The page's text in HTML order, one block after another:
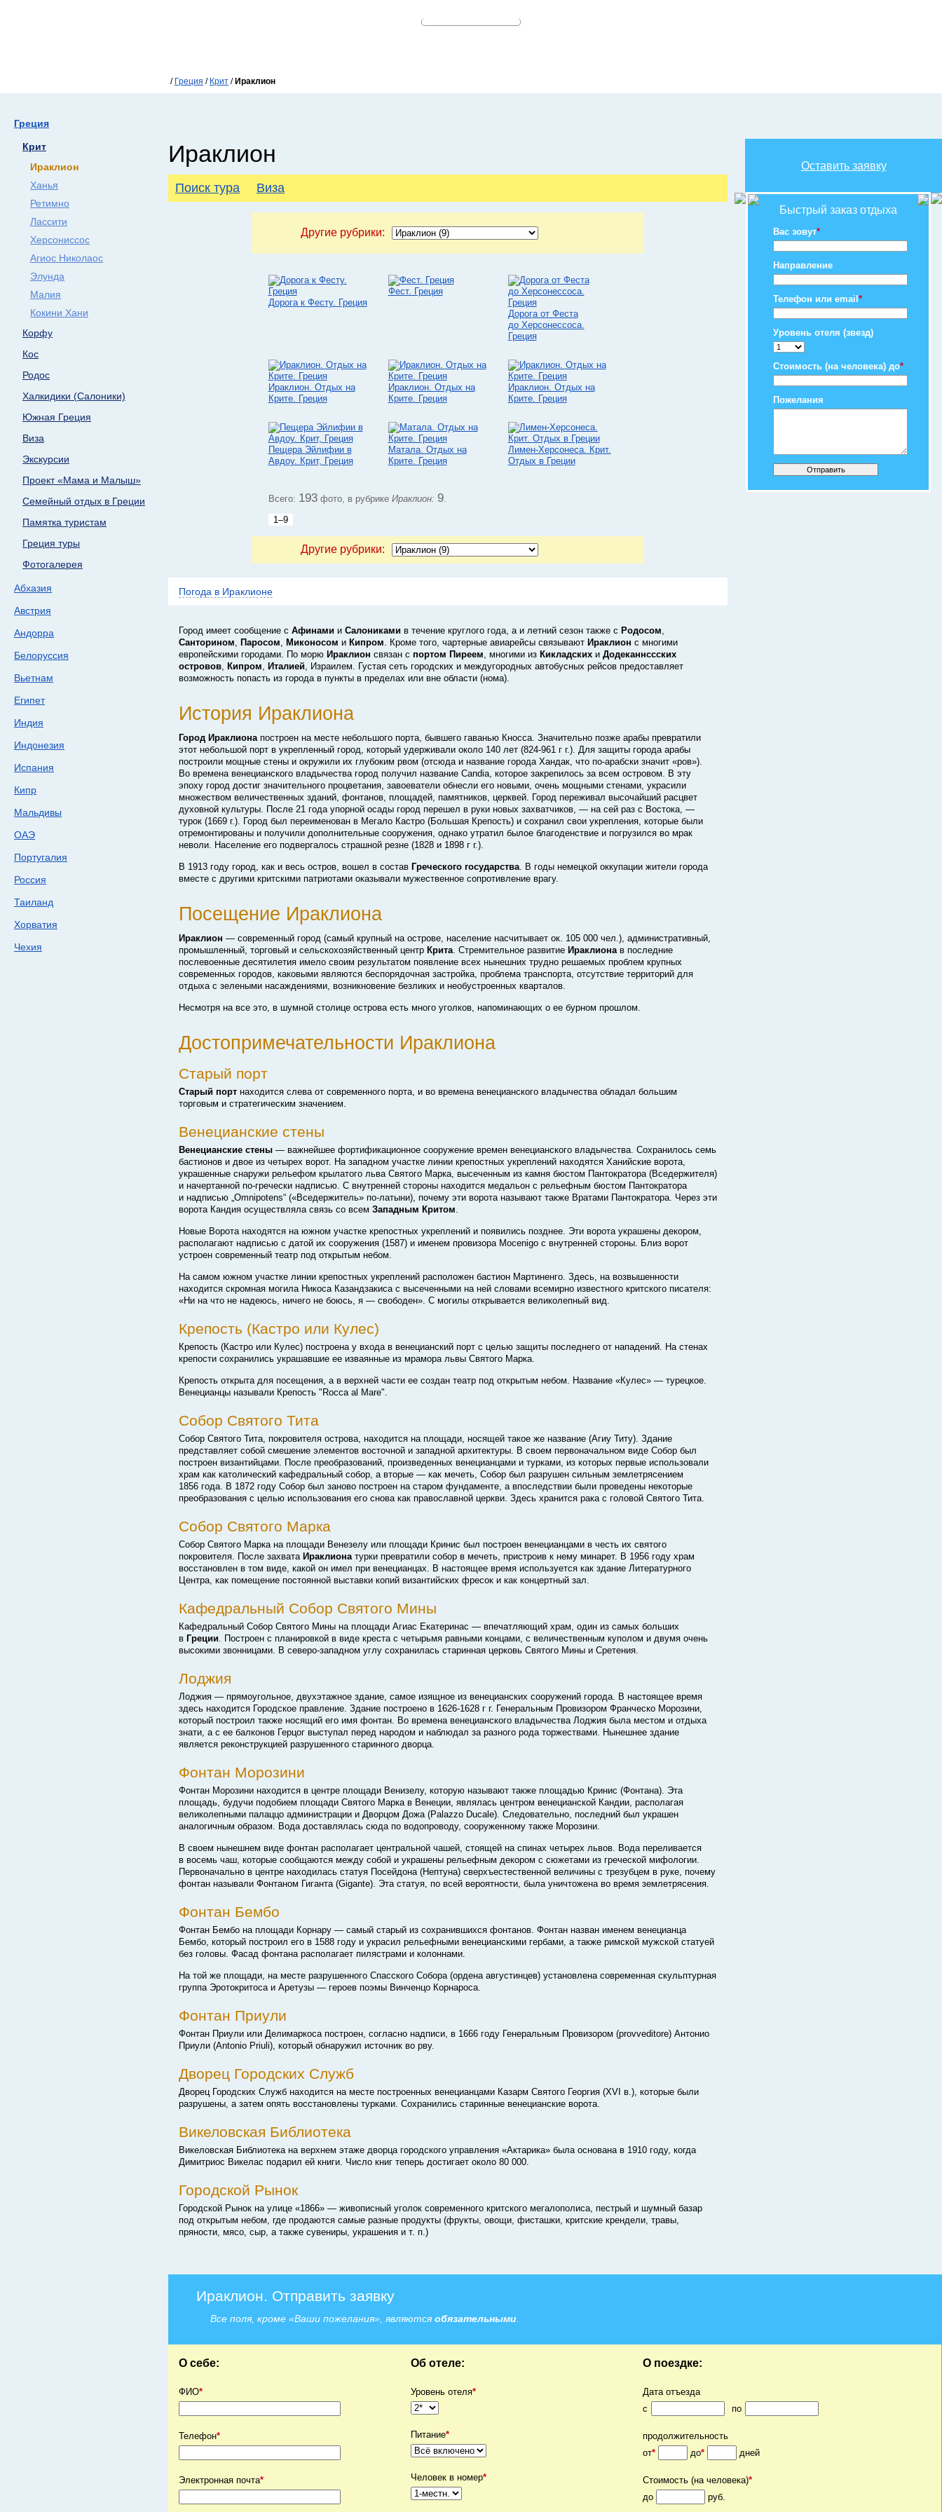
/ Греция / Крит / Ираклион
Греция
Крит
Ираклион
Ханья
Ретимно
Лассити
Херсониссос
Агиос Николаос
Элунда
Малия
Кокини Хани
Корфу
Кос
Родос
Халкидики (Салоники)
Южная Греция
Виза
Экскурсии
Проект «Мама и Малыш»
Семейный отдых в Греции
Памятка туристам
Греция туры
Фотогалерея
Абхазия
Австрия
Андорра
Белоруссия
Вьетнам
Египет
Индия
Индонезия
Испания
Кипр
Мальдивы
ОАЭ
Португалия
Россия
Таиланд
Хорватия
Чехия
Ираклион
Поиск тура Виза
Другие рубрики:
Дорога к Фесту. Греция
Фест. Греция
Дорога от Феста
до Херсонессоса.
Греция
Ираклион. Отдых на
Крите. Греция
Ираклион. Отдых на
Крите. Греция
Ираклион. Отдых на
Крите. Греция
Пещера Эйлифии в
Авдоу. Крит, Греция
Матала. Отдых на
Крите. Греция
Лимен-Херсонеса. Крит.
Отдых в Греции
Всего: 193фото, в рубрике Ираклион: 9.
1–9
Другие рубрики:
Погода в Ираклионе
Город имеет сообщение с Афинами и Салониками в течение круглого года, а и летний сезон также с Родосом,
Санторином, Паросом, Миконосом и Кипром. Кроме того, чартерные авиарейсы связывают Ираклион с многими
европейскими городами. По морю Ираклион связан с портом Пиреем, многими из Кикладских и Додеканнссских
островов, Кипром, Италией, Израилем. Густая сеть городских и междугородных автобусных рейсов предоставляет
возможность попасть из города в пункты в пределах или вне области (нома).
История Ираклиона
Город Ираклионапостроен на месте небольшого порта, бывшего гаванью Кносса. Значительно позже арабы превратили
этот небольшой порт в укрепленный город, который удерживали около 140 лет (824-961 г г.). Для защиты города арабы
построили мощные стены и окружили их глубоким рвом (отсюда и название города Хандак, что по-арабски значит «pов»).
Во времена венецианского владычества город получил название Candia, которое закрепилось за всем островом. В эту
эпоху город достиг значительного процветания, завоеватели обнесли его новыми, очень мощными стенами, украсили
множеством величественных зданий, фонтанов, площадей, памятников, церквей. Город переживал высочайший расцвет
духовной культуры. После 21 года упорной осады город перешел в руки новых захватчиков, — на сей раз с Востока, —
турок (1669 г.). Город был переименован в Мегало Кастро (Большая Крепость) и сохранил свои укрепления, которые были
отремонтированы и получили дополнительные сооружения, однако утратил былое благоденствие и погрузился во мрак
неволи. Население его подвергалось страшной резне (1828 и 1898 г г.).
В 1913 году город, как и весь остров, вошел в состав Греческого государства. В годы немецкой оккупации жители города
вместе с другими критскими патриотами оказывали мужественное сопротивление врагу.
Посещение Ираклиона
Ираклион — современный город (самый крупный на острове, население насчитывает ок. 105 000 чел.), административный,
промышленный, торговый и сельскохозяйственный центр Крита. Стремительное развитие Ираклионав последние
послевоенные десятилетия имело своим результатом появление всех нынешних трудно решаемых проблем крупных
современных городов, каковыми являются беспорядочная застройка, проблема транспорта, отсутствие территорий для
отдыха с зелеными насаждениями, возникновение безликих и необустроенных кварталов.
Несмотря на все это, в шумной столице острова есть много уголков, напоминающих о ее бурном прошлом.
Достопримечательности Ираклиона
Старый порт
Старый порт находится слева от современного порта, и во времена венецианского владычества обладал большим
торговым и стратегическим значением.
Венецианские стены
Венецианские стены — важнейшее фортификационное сооружение времен венецианского владычества. Сохранилось семь
бастионов и двое из четырех ворот. На западном участке линии крепостных укреплений находятся Ханийские ворота,
украшенные снаружи рельефом крылатого льва Святого Марка, высеченным из камня бюстом Пантократора (Вседержителя)
и начертанной по-гречески надписью. С внутренней стороны находится медальон с рельефным бюстом Пантократора
и надписью „Omnipotens“ («Вседержитель» по-латыни), почему эти ворота называют также Вратами Пантократора. Через эти
ворота Кандия осуществляла связь со всем Западным Критом.
Новые Ворота находятся на южном участке крепостных укреплений и появились позднее. Эти ворота украшены декором,
располагают надписью с датой их сооружения (1587) и именем провизора Mocenigo с внутренней стороны. Близ ворот
устроен современный театр под открытым небом.
На самом южном участке линии крепостных укреплений расположен бастион Мартиненго. Здесь, на возвышенности
находится скромная могила Никоса Казандзакиса с высеченными на ней словами всемирно известного критского писателя:
«Ни на что не надеюсь, ничего не боюсь, я — свободен». С могилы открывается великолепный вид.
Крепость (Кастро или Кулес)
Крепость (Кастро или Кулес) построена у входа в венецианский порт с целью защиты последнего от нападений. На стенах
крепости сохранились украшавшие ее изваянные из мрамора львы Святого Марка.
Крепость открыта для посещения, а в верхней части ее создан театр под открытым небом. Название «Кулес» — турецкое.
Венецианцы называли Крепость "Rocca al Mare".
Собор Святого Тита
Собор Святого Тита, покровителя острова, находится на площади, носящей такое же название (Агиу Титу). Здание
представляет собой смешение элементов восточной и западной архитектуры. В своем первоначальном виде Собор был
построен византийцами. После преобразований, произведенных венецианцами и турками, из которых первые использовали
храм как католический кафедральный собор, а вторые — как мечеть, Собор был разрушен сильным землетрясением
1856 года. В 1872 году Собор был заново построен на старом фундаменте, а впоследствии были проведены некоторые
преобразования с целью использования его снова как православной церкви. Здесь хранится рака с головой Святого Тита.
Собор Святого Марка
Собор Святого Марка на площади Beнезелу или площади Кринис был построен венецианцами в честь их святого
покровителя. После захвата Ираклионатурки превратили собор в мечеть, пристроив к нему минарет. В 1956 году храм
восстановлен в том виде, какой он имел при венецианцах. В настоящее время используется как здание Литературного
Центра, как помещение постоянной выставки копий византийских фресок и как концертный зал.
Кафедральный Собор Святого Мины
Кафедральный Собор Святого Мины на площади Агиас Екатеринас — впечатляющий храм, один из самых больших
в Греции. Построен с планировкой в виде креста с четырьмя равными концами, с величественным куполом и двумя очень
высокими звонницами. В северо-западном углу сохранилась старинная церковь Святого Мины и Сретения.
Лоджия
Лоджия — прямоугольное, двухэтажное здание, самое изящное из венецианских сооружений города. В настоящее время
здесь находится Городское правление. Здание построено в 1626-1628 г г. Генеральным Провизором Франческо Морозини,
который построил также носящий его имя фонтан. Во времена венецианского владычества Лоджия была местом и отдыха
знати, а с ее балконов Герцог выступал перед народом и наблюдал за разного рода торжествами. Нынешнее здание
является реконструкцией разрушенного старинного дворца.
Фонтан Морозини
Фонтан Морозини находится в центре площади Венизелу, которую называют также площадью Кринис (Фонтана). Эта
площадь, будучи подобием площади Святого Марка в Венеции, являлась центром венецианской Кандии, располагая
великолепными палаццо администрации и Дворцом Дожа (Palazzo Ducale). Следовательно, последний был украшен
аналогичным образом. Вода доставлялась сюда по водопроводу, сооруженному также Морозини.
В своем нынешнем виде фонтан располагает центральной чашей, стоящей на спинах четырех львов. Вода переливается
в восемь чаш, которые сообщаются между собой и украшены рельефным декором с сюжетами из греческой мифологии.
Первоначально в центре находилась статуя Посейдона (Нептуна) сверхъестественной величины с трезубцем в руке, почему
фонтан называли Фонтаном Гиганта (Gigante). Эта статуя, по всей вероятности, была уничтожена во время землетрясения.
Фонтан Бембо
Фонтан Бембо на площади Корнару — самый старый из сохранившихся фонтанов. Фонтан назван именем венецианца
Бембо, который построил его в 1588 году и украсил рельефными венецианскими гербами, а также римской мужской статуей
без головы. Фасад фонтана располагает пилястрами и колоннами.
На той же площади, на месте разрушенного Спасского Собора (ордена августинцев) установлена современная скульптурная
группа Эротокритоса и Аретузы — героев поэмы Винченцо Корнароса.
Фонтан Приули
Фонтан Приули или Делимаркоса построен, согласно надписи, в 1666 году Генеральным Провизором (provveditore) Антонио
Приули (Antonio Priuli), который обнаружил источник во рву.
Дворец Городских Служб
Дворец Городских Служб находится на месте построенных венецианцами Казарм Святого Георгия (XVI в.), которые были
разрушены, а затем опять восстановлены турками. Сохранились старинные венецианские ворота.
Викеловская Библиотека
Викеловская Библиотека на верхнем этаже дворца городского управления «Актарика» была основана в 1910 году, когда
Димитриос Викелас подарил ей книги. Число книг теперь достигает около 80 000.
Городской Рынок
Городской Рынок на улице «1866» — живописный уголок современного критского мегалополиса, пестрый и шумный базар
под открытым небом, где продаются самые разные продукты (фрукты, овощи, фисташки, критские крендели, травы,
пряности, мясо, сыр, а также сувениры, украшения и т. п.)
Оставить заявку
Быстрый заказ отдыха
Вас зовут*
Направление
Телефон или email *
Уровень отеля (звезд)
Стоимость (на человека) до*
Пожелания
Ираклион. Отправить заявку
Все поля, кроме «Ваши пожелания», являются обязательными.
О себе:
ФИО*
Телефон*
Электронная почта*
Об отеле:
Уровень отеля*
Питание*
Человек в номер*
О поездке:
Дата отъезда
c
по
продолжительность
от* до* дней
Стоимость (на человека)*
до
руб.